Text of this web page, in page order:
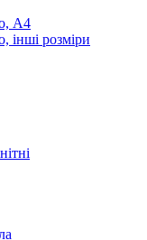
А4
інші розміри